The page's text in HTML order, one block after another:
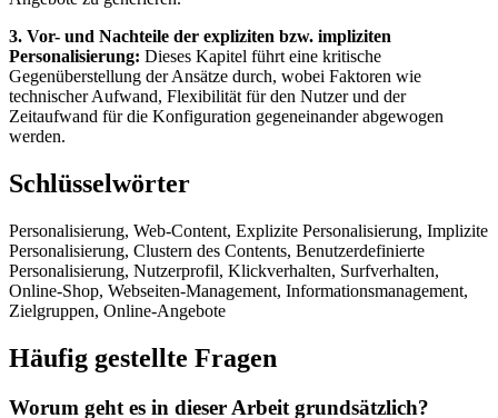
3. Vor- und Nachteile der expliziten bzw. impliziten
Personalisierung: Dieses Kapitel führt eine kritische
Gegenüberstellung der Ansätze durch, wobei Faktoren wie
technischer Aufwand, Flexibilität für den Nutzer und der
Zeitaufwand für die Konfiguration gegeneinander abgewogen
werden.
Schlüsselwörter
Personalisierung, Web-Content, Explizite Personalisierung, Implizite
Personalisierung, Clustern des Contents, Benutzerdefinierte
Personalisierung, Nutzerprofil, Klickverhalten, Surfverhalten,
Online-Shop, Webseiten-Management, Informationsmanagement,
Zielgruppen, Online-Angebote
Häufig gestellte Fragen
Worum geht es in dieser Arbeit grundsätzlich?